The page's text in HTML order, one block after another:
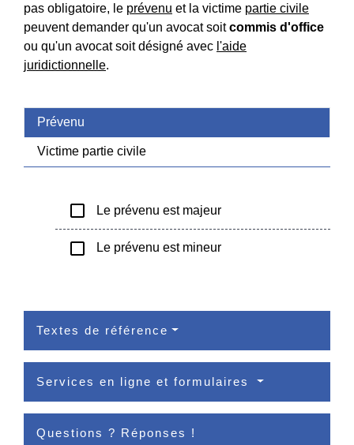
pas obligatoire, le prévenu et la victime partie civile
peuvent demander qu'un avocat soitcommis d'office
ou qu'un avocat soit désigné avec l'aide
juridictionnelle.
Prévenu
Victime partie civile
check_box_outline_blank Le prévenu est majeur
check_box_outline_blank Le prévenu est mineur
Textes de référence
Services en ligne et formulaires
Questions ? Réponses !